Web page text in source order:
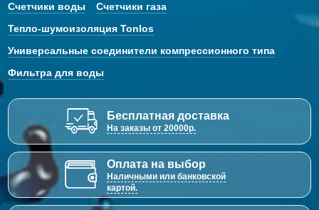
Счетчики воды
Счетчики газа
Тепло-шумоизоляция Tonlos
Универсальные соединители компрессионного типа
Фильтра для воды
Бесплатная доставка
На заказы от 20000р.
Оплата на выбор
Наличными или банковской
картой.